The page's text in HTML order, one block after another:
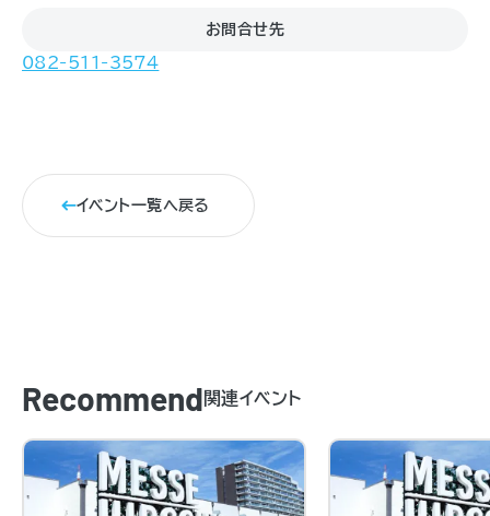
お問合せ先
082-511-3574
イベント一覧へ戻る
Recommend関連イベント